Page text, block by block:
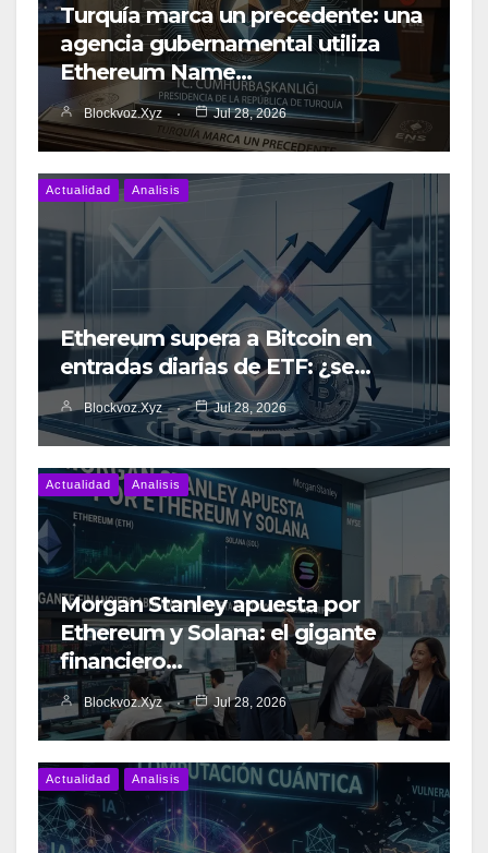
Turquía marca un precedente: una
agencia gubernamental utiliza
Ethereum Name…
Blockvoz.xyz Jul 28, 2026
Actualidad Analisis
Ethereum supera a Bitcoin en
entradas diarias de ETF: ¿se…
Blockvoz.xyz Jul 28, 2026
Actualidad Analisis
Morgan Stanley apuesta por
Ethereum y Solana: el gigante
financiero…
Blockvoz.xyz Jul 28, 2026
Actualidad Analisis